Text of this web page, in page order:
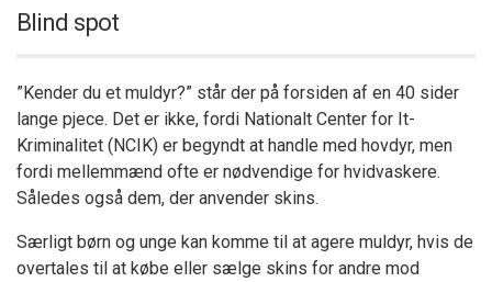
Blind spot
”Kender du et muldyr?” står der på forsiden af en 40 sider
lange pjece. Det er ikke, fordi Nationalt Center for It-
Kriminalitet (NCIK) er begyndt at handle med hovdyr, men
fordi mellemmænd ofte er nødvendige for hvidvaskere.
Således også dem, der anvender skins.
Særligt børn og unge kan komme til at agere muldyr, hvis de
overtales til at købe eller sælge skins for andre mod